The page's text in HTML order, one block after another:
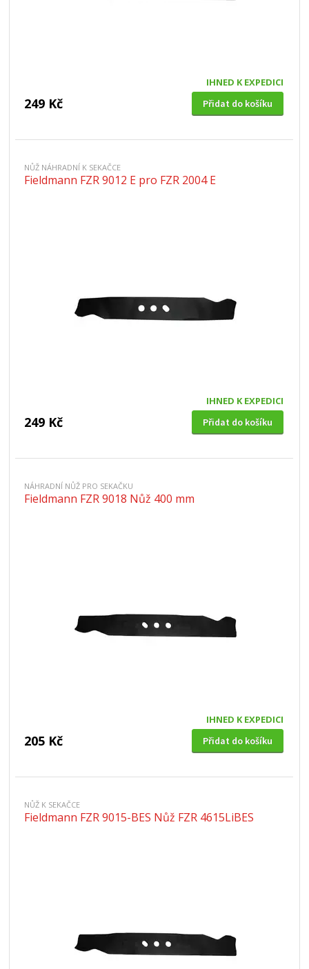
IHNED K EXPEDICI
249 Kč Přidat do košíku
NŮŽ NÁHRADNÍ K SEKAČCE
Fieldmann FZR 9012 E pro FZR 2004 E
IHNED K EXPEDICI
249 Kč Přidat do košíku
NÁHRADNÍ NŮŽ PRO SEKAČKU
Fieldmann FZR 9018 Nůž 400 mm
IHNED K EXPEDICI
205 Kč Přidat do košíku
NŮŽ K SEKAČCE
Fieldmann FZR 9015-BES Nůž FZR 4615LiBES